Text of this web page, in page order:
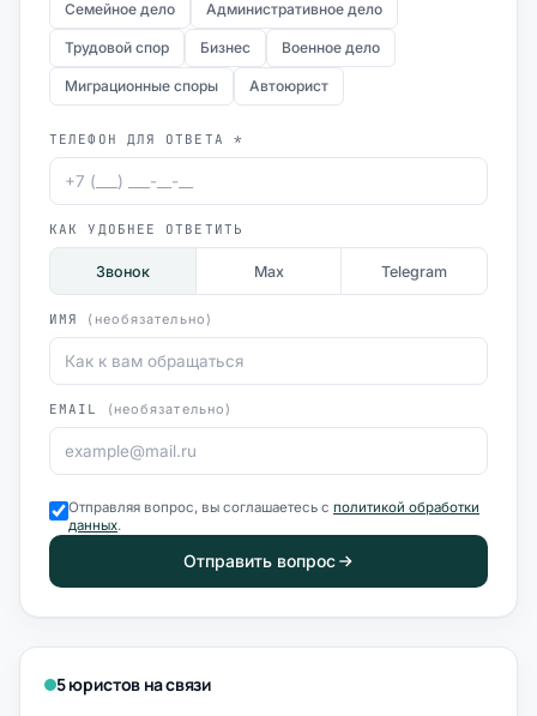
Семейное дело Административное дело
Трудовой спор Бизнес Военное дело
Миграционные споры Автоюрист
ТЕЛЕФОН ДЛЯ ОТВЕТА *
КАК УДОБНЕЕ ОТВЕТИТЬ
Звонок Max Telegram
ИМЯ (необязательно)
EMAIL (необязательно)
Отправляя вопрос, вы соглашаетесь с политикой обработки
данных.
Отправить вопрос
5 юристов на связи